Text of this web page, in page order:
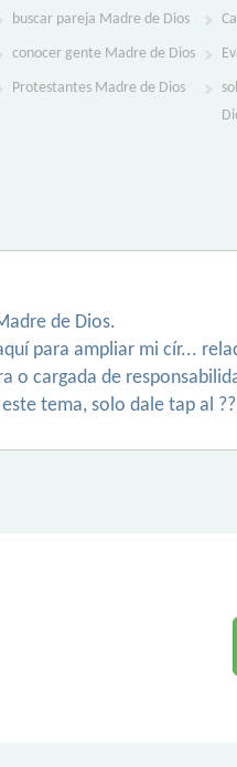
buscar pareja Madre de Dios
conocer gente Madre de Dios
Protestantes Madre de Dios
de Dios.
para ampliar mi cír...
o cargada de
tema, solo dale tap al ??